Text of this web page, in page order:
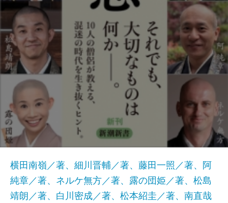
横田南嶺／著、細川晋輔／著、藤田一照／著、阿
純章／著、ネルケ無方／著、露の団姫／著、松島
靖朗／著、白川密成／著、松本紹圭／著、南直哉